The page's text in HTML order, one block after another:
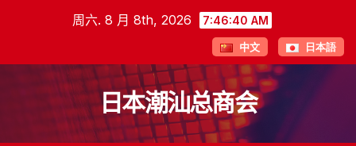
周六. 8 月 8th, 2026 7:46:41 AM
中文 日本語
日本潮汕总商会